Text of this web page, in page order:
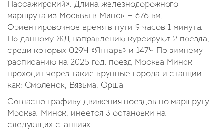
Пассажирский». Длина железнодорожного
маршрута из Москвы в Минск — 676 км.
Ориентировочное время в пути 9 часов 1 минута.
По данному ЖД направлению курсируют 2 поезда,
среди которых 029Ч «Янтарь» и 147Ч По зимнему
расписанию на 2025 год, поезд Москва Минск
проходит через такие крупные города и станции
как: Смоленск, Вязьма, Орша.
Согласно графику движения поездов по маршруту
Москва-Минск, имеется 3 остановки на
следующих станциях: